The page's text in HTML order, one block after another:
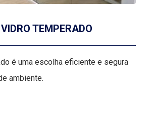
TEMPERADO
é uma escolha eficiente e segura
ambiente.